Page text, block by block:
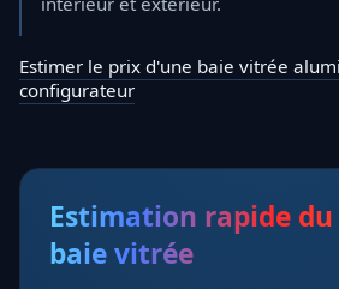
Estimer le prix d'une baie vitrée
configurateur
Estimation rapide
baie vitrée